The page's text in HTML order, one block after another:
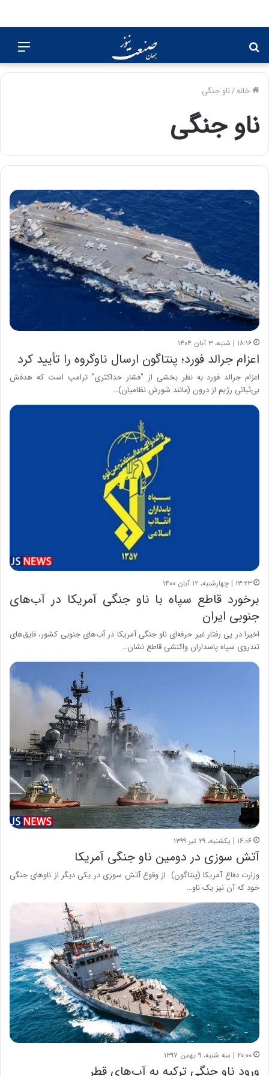
برای
خانه/ناو جنگی
ناو جنگی
۱۸:۱۶ | شنبه، ۳ آبان ۱۴۰۴
اعزام جرالد فورد؛ پنتاگون ارسال ناوگروه را تأیید کرد
اعزام جرالد فورد به نظر بخشی از "فشار حداکثری" ترامپ است که هدفش
بی‌ثباتی رژیم از درون (مانند شورش نظامیان)…
۱۳:۲۳ | چهارشنبه، ۱۲ آبان ۱۴۰۰
برخورد قاطع سپاه با ناو جنگی آمریکا در آب‌های
جنوبی ایران
اخیرا در پی رفتار غیر حرفه‌ای ناو جنگی آمریکا در آب‌های جنوبی کشور، قایق‌های
تندروی سپاه پاسداران واکنشی قاطع نشان…
۱۶:۰۶ | یکشنبه، ۲۹ تیر ۱۳۹۹
آتش سوزی در دومین ناو جنگی آمریکا
وزارت دفاع آمریکا (پنتاگون) از وقوع آتش سوزی در یکی دیگر از ناوهای جنگی
خود که آن نیز یک ناو…
۲۰:۰۰ | سه شنبه، ۹ بهمن ۱۳۹۷
ورود ناو جنگی ترکیه به آب‌های قطر